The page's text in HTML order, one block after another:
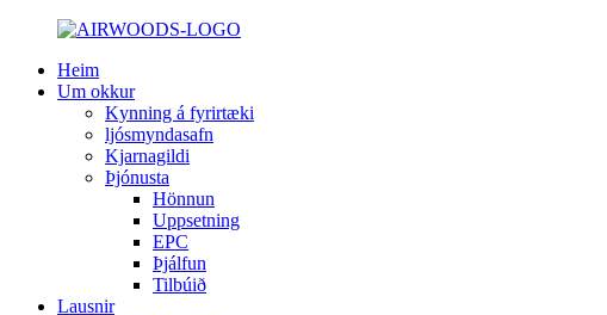
Heim
Um okkur
Kynning á fyrirtæki
ljósmyndasafn
Kjarnagildi
Þjónusta
Hönnun
Uppsetning
EPC
Þjálfun
Tilbúið
Lausnir